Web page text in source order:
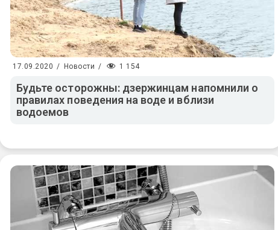
17.09.2020 / Новости / 1 154
Будьте осторожны: дзержинцам напомнили о
правилах поведения на воде и вблизи
водоемов